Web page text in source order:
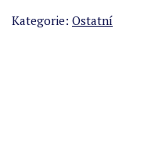
Kategorie: Ostatní